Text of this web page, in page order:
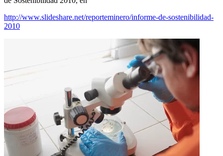
http://www.slideshare.net/reporteminero/informe-de-sostenibilidad-
2010